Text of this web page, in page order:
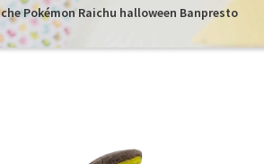
Pokémon Raichu halloween Banpresto